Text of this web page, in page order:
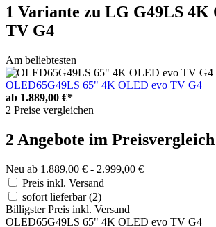
1 Variante zu LG G49LS 4K
TV G4
Am beliebtesten
OLED65G49LS 65" 4K OLED evo TV G4
ab 1.889,00 €*
2 Preise vergleichen
2 Angebote im Preisvergleich
Neu ab 1.889,00 € - 2.999,00 €
Preis inkl. Versand
sofort lieferbar(2)
Billigster Preis inkl. Versand
OLED65G49LS 65" 4K OLED evo TV G4